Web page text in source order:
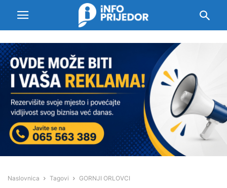
Naslovnica Tagovi GORNJI ORLOVCI